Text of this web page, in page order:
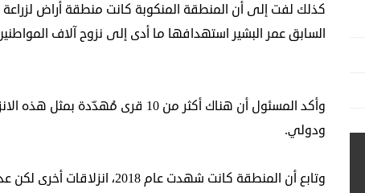
السابق عمر البشير استهدافها ما أدى إلى نزوح آلاف
وأكد المسئول أن هناك أكثر من 10
ودولي.
وتابع أن المنطقة كانت شهدت عام